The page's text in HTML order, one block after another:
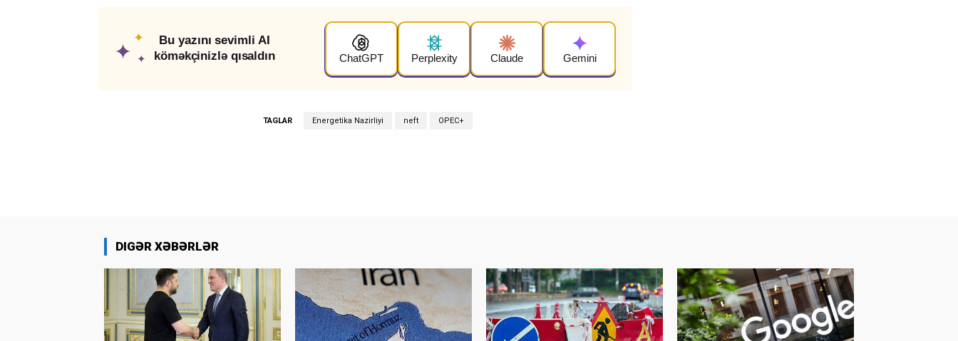
✦
✦
✦
Bu yazını sevimli AI
köməkçinizlə qısaldın
ChatGPT Perplexity Claude Gemini
TAGLAR Energetika Nazirliyi neft OPEC+
DIGƏR XƏBƏRLƏR